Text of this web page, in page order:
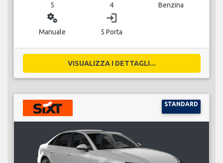
5 4 Benzina
miscellaneous_services
Manuale
login
5 Porta
VISUALIZZA I DETTAGLI...
STANDARD